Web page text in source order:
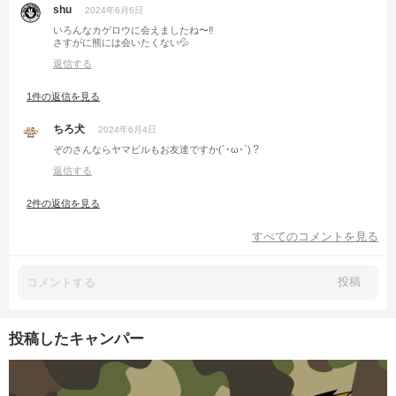
shu 2024年6月6日
いろんなカゲロウに会えましたね〜‼️
さすがに熊には会いたくない💦
返信する
1件の返信を見る
ちろ犬 2024年6月4日
ぞのさんならヤマビルもお友達ですか(´･ω･`)？
返信する
2件の返信を見る
すべてのコメントを見る
投稿
投稿したキャンパー